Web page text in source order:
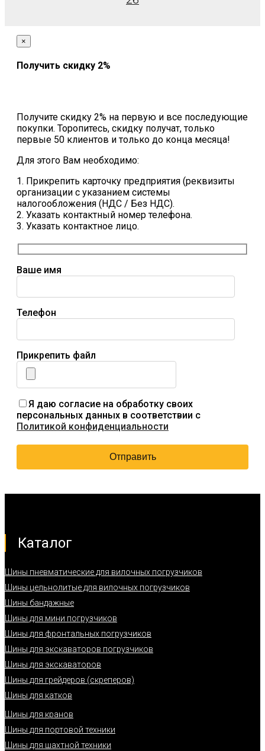
×
Получить скидку 2%
Получите скидку 2% на первую и все последующие
покупки. Торопитесь, скидку получат, только
первые 50 клиентов и только до конца месяца!
Для этого Вам необходимо:
1. Прикрепить карточку предприятия (реквизиты
организации с указанием системы
налогообложения (НДС / Без НДС).
2. Указать контактный номер телефона.
3. Указать контактное лицо.
Ваше имя
Телефон
Прикрепить файл
Я даю согласие на обработку своих
персональных данных в соответствии с
Политикой конфиденциальности
Каталог
Шины пневматические для вилочных погрузчиков
Шины цельнолитые для вилочных погрузчиков
Шины бандажные
Шины для мини погрузчиков
Шины для фронтальных погрузчиков
Шины для экскаваторов погрузчиков
Шины для экскаваторов
Шины для грейдеров (скреперов)
Шины для катков
Шины для кранов
Шины для портовой техники
Шины для шахтной техники